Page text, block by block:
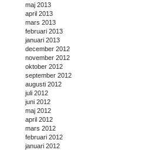
maj 2013
april 2013
mars 2013
februari 2013
januari 2013
december 2012
november 2012
oktober 2012
september 2012
augusti 2012
juli 2012
juni 2012
maj 2012
april 2012
mars 2012
februari 2012
januari 2012